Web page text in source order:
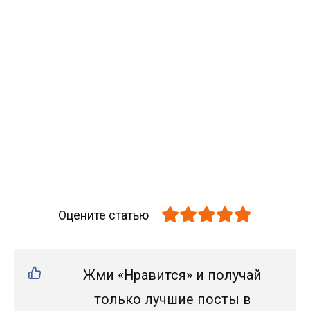
Оцените статью
Жми «Нравится» и получай
только лучшие посты в